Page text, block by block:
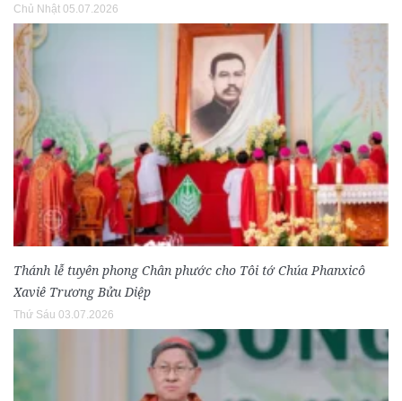
Chủ Nhật 05.07.2026
Thánh lễ tuyên phong Chân phước cho Tôi tớ Chúa Phanxicô
Xaviê Trương Bửu Diệp
Thứ Sáu 03.07.2026